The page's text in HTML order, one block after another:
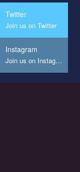
нам реализовать
на почве
наш канал YouTube
Twitter
Join us on Twitter
Instagram
Join us on Instagram